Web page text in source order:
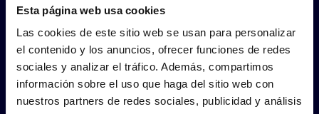
Esta página web usa cookies
Las cookies de este sitio web se usan para personalizar
el contenido y los anuncios, ofrecer funciones de redes
sociales y analizar el tráfico. Además, compartimos
información sobre el uso que haga del sitio web con
nuestros partners de redes sociales, publicidad y análisis